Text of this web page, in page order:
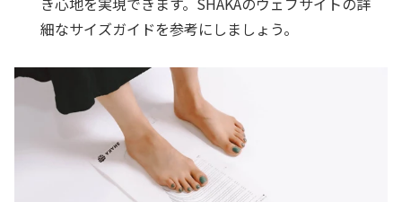
細なサイズガイドを参考にしましょう。